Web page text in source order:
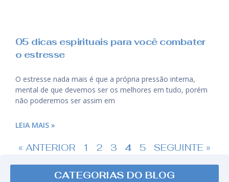
05 dicas espirituais para você combater
o estresse
O estresse nada mais é que a própria pressão interna,
mental de que devemos ser os melhores em tudo, porém
não poderemos ser assim em
LEIA MAIS »
« ANTERIOR 1 2 3 4 5 SEGUINTE »
CATEGORIAS DO BLOG